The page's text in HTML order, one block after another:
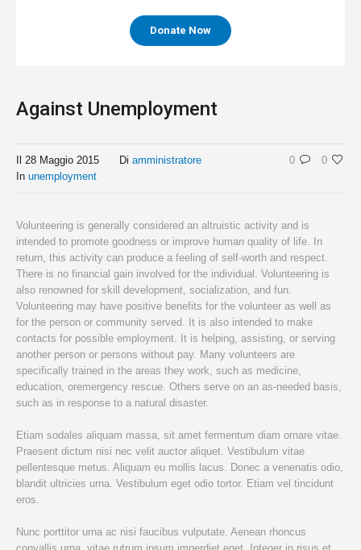
Donate Now
Against Unemployment
0 0
28 Maggio 2015 Di amministratore
In unemployment
Volunteering is generally considered an altruistic activity and is
intended to promote goodness or improve human quality of life. In
return, this activity can produce a feeling of self-worth and respect.
There is no financial gain involved for the individual. Volunteering is
also renowned for skill development, socialization, and fun.
Volunteering may have positive benefits for the volunteer as well as
for the person or community served. It is also intended to make
contacts for possible employment. It is helping, assisting, or serving
another person or persons without pay. Many volunteers are
specifically trained in the areas they work, such as medicine,
education, oremergency rescue. Others serve on an as-needed basis,
such as in response to a natural disaster.
Etiam sodales aliquam massa, sit amet fermentum diam ornare vitae.
Praesent dictum nisi nec velit auctor aliquet. Vestibulum vitae
pellentesque metus. Aliquam eu mollis lacus. Donec a venenatis odio,
blandit ultricies urna. Vestibulum eget odio tortor. Etiam vel tincidunt
eros.
Nunc porttitor urna ac nisi faucibus vulputate. Aenean rhoncus